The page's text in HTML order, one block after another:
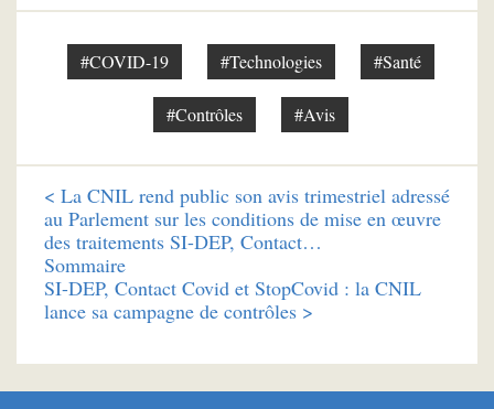
#COVID-19 #Technologies #Santé
#Contrôles #Avis
< La CNIL rend public son avis trimestriel adressé
au Parlement sur les conditions de mise en œuvre
des traitements SI-DEP, Contact…
Sommaire
SI-DEP, Contact Covid et StopCovid : la CNIL
lance sa campagne de contrôles >